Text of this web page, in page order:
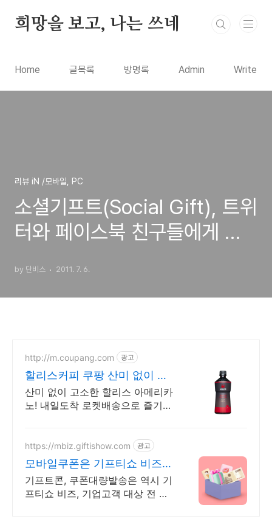
희망을 보고, 나는 쓰네
Home 글목록 방명록 Admin Write
리뷰 iN /모바일, PC
소셜기프트(Social Gift), 트위
터와 페이스북 친구들에게 기
by 단비스 2011. 7. 6.
http://m.coupang.com 광고
할리스커피 쿠팡 산미 없이 진
한 맛
산미 없이 고소한 할리스 아메리카
노! 내일도착 로켓배송으로 즐기세
https://mbiz.giftishow.com 광고
모바일쿠폰은 기프티쇼 비즈
신규고객 100% 상품혜택!
기프트콘, 쿠폰대량발송은 역시 기
프티쇼 비즈, 기업고객 대상 전 상